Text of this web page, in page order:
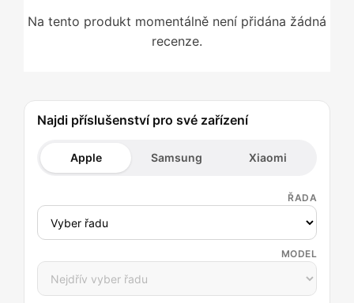
Na tento produkt momentálně není přidána žádná
recenze.
Najdi příslušenství pro své zařízení
Apple Samsung Xiaomi
ŘADA
MODEL